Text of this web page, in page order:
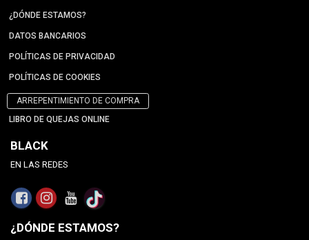
¿DÓNDE ESTAMOS?
DATOS BANCARIOS
POLÍTICAS DE PRIVACIDAD
POLÍTICAS DE COOKIES
ARREPENTIMIENTO DE COMPRA
LIBRO DE QUEJAS ONLINE
BLACK
EN LAS REDES
¿DÓNDE ESTAMOS?